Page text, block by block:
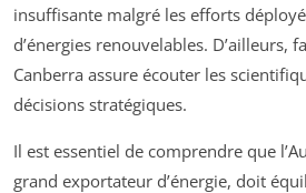
insuffisante malgré les efforts
d’énergies renouvelables. D’ailleurs,
Canberra assure écouter les
décisions stratégiques.
Il est essentiel de comprendre que
grand exportateur d’énergie, doit